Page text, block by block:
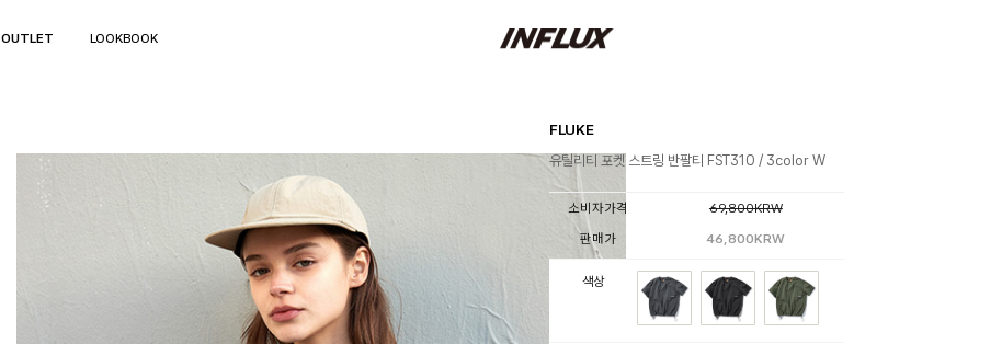
OUTLET LOOKBOOK
FLUKE
유틸리티 포켓 스트링 반팔티 FST310 / 3color W
소비자가격
69,800KRW
판매가
46,800KRW
색상